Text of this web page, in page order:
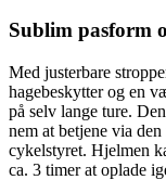
Sublim pasform
Med justerbare
hagebeskytter og en
på selv lange ture.
nem at betjene via
cykelstyret. Hjelmen
ca. 3 timer at oplade